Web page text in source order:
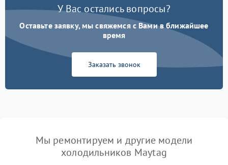
У Вас остались вопросы?
Оставьте заявку, мы свяжемся с Вами в ближайшее
время
Заказать звонок
Мы ремонтируем и другие модели
холодильников Maytag